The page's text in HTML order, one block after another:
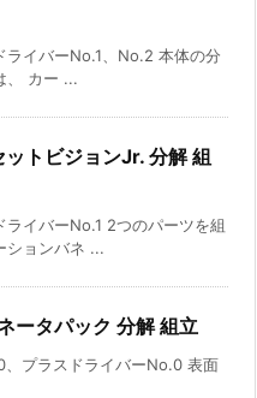
ライバーNo.1、No.2 本体の分
、 カー ...
トビジョンJr. 分解 組
ライバーNo.1 2つのパーツを組
ションバネ ...
ータパック 分解 組立
プラスドライバーNo.0 表面